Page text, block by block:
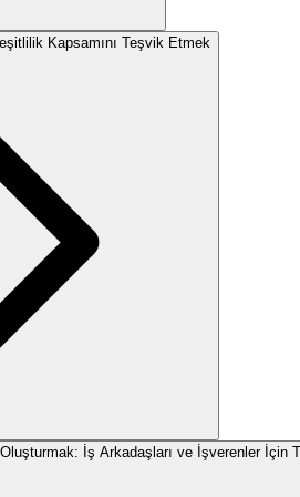
Kapsamını Teşvik Etmek
İş Arkadaşları ve İşverenler İçin